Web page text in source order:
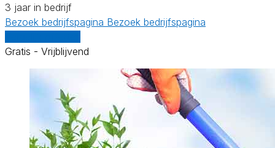
3 jaar in bedrijf
Bezoek bedrijfspagina Bezoek bedrijfspagina
Gratis - Vrijblijvend